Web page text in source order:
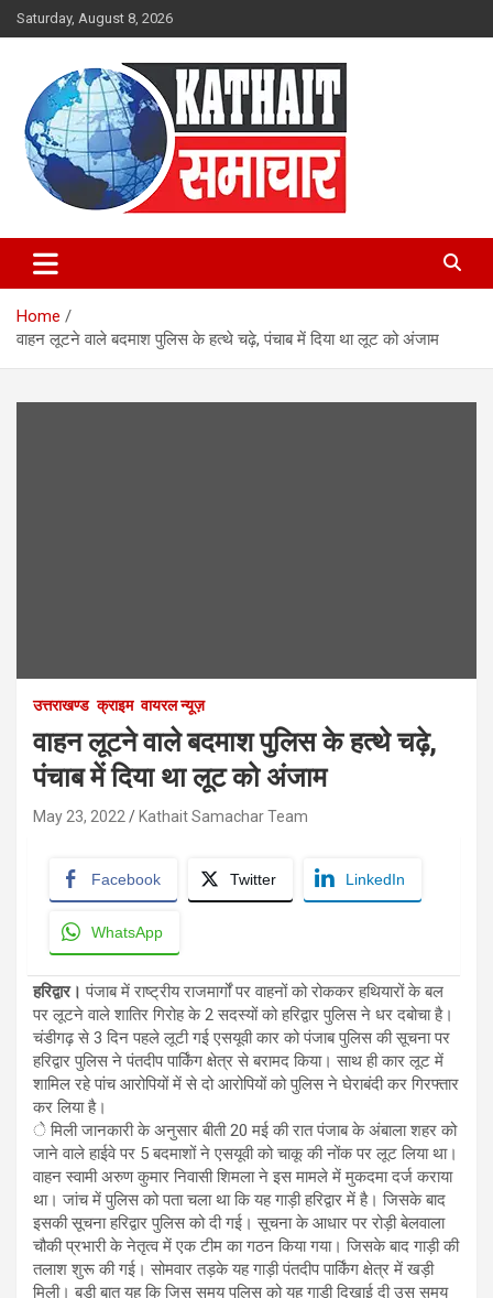
Skip
to
Saturday, August 8, 2026
Kathait Samachar – Latest
Uttarakhand News in Hindi,
Uttarakhand News Headlines
Home
वाहन लूटने वाले बदमाश पुलिस के हत्थे चढ़े, पंचाब में दिया था लूट को अंजाम
उत्तराखण्ड क्राइम वायरल न्यूज़
वाहन लूटने वाले बदमाश पुलिस के हत्थे चढ़े,
पंचाब में दिया था लूट को अंजाम
May 23, 2022 Kathait Samachar Team
Facebook Twitter LinkedIn
WhatsApp
हरिद्वार। पंजाब में राष्ट्रीय राजमार्गों पर वाहनों को रोककर हथियारों के बल
पर लूटने वाले शातिर गिरोह के 2 सदस्यों को हरिद्वार पुलिस ने धर दबोचा है।
चंडीगढ़ से 3 दिन पहले लूटी गई एसयूवी कार को पंजाब पुलिस की सूचना पर
हरिद्वार पुलिस ने पंतदीप पार्किंग क्षेत्र से बरामद किया। साथ ही कार लूट में
शामिल रहे पांच आरोपियों में से दो आरोपियों को पुलिस ने घेराबंदी कर गिरफ्तार
कर लिया है।
े मिली जानकारी के अनुसार बीती 20 मई की रात पंजाब के अंबाला शहर को
जाने वाले हाईवे पर 5 बदमाशों ने एसयूवी को चाकू की नोंक पर लूट लिया था।
वाहन स्वामी अरुण कुमार निवासी शिमला ने इस मामले में मुकदमा दर्ज कराया
था। जांच में पुलिस को पता चला था कि यह गाड़ी हरिद्वार में है। जिसके बाद
इसकी सूचना हरिद्वार पुलिस को दी गई। सूचना के आधार पर रोड़ी बेलवाला
चौकी प्रभारी के नेतृत्व में एक टीम का गठन किया गया। जिसके बाद गाड़ी की
तलाश शुरू की गई। सोमवार तड़के यह गाड़ी पंतदीप पार्किंग क्षेत्र में खड़ी
मिली। बड़ी बात यह कि जिस समय पुलिस को यह गाड़ी दिखाई दी उस समय